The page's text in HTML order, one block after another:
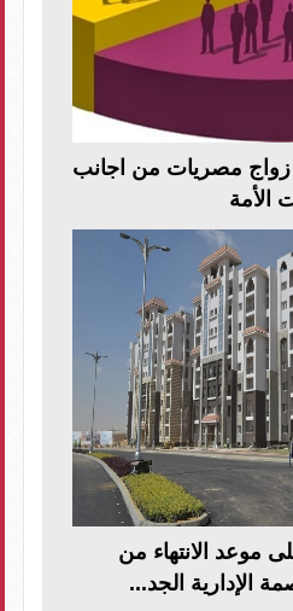
1743 حالة زواج مصريات من اجانب
موعد الانتهاء من
الإدارية الجد...